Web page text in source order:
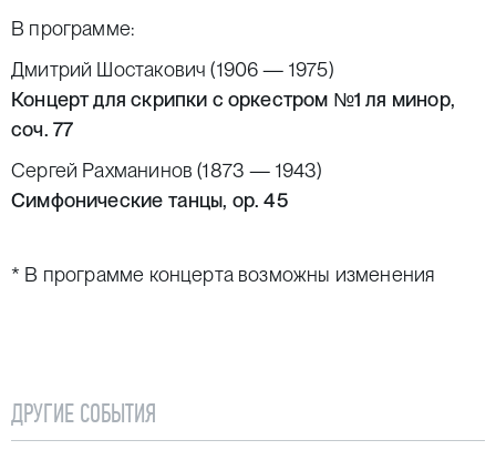
В программе:
Дмитрий Шостакович (1906 — 1975)
Концерт для скрипки с оркестром №1 ля минор,
соч. 77
Сергей Рахманинов (1873 — 1943)
Симфонические танцы, ор. 45
* В программе концерта возможны изменения
ДРУГИЕ СОБЫТИЯ